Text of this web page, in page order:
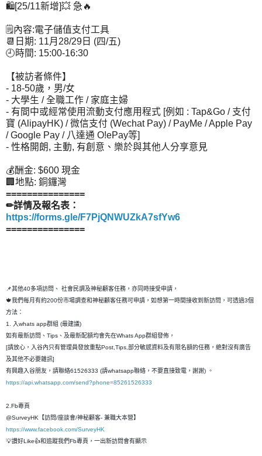
🛍[25/11新增]💥 急🔥
🗒內容:電子儲值支付工具
📆日期: 11月28/29日 (四/五)
🕘時間: 15:00-16:30
【被訪者條件】
- 18-50歲，男/女
- 大學生 / 全職工作 / 家庭主婦
- 有間中或經常使用流動支付應用程式 [例如 : Tap&Go / 支付
寶 (AlipayHK) / 微信支付 (Wechat Pay) / PayMe / Apple Pay
/ Google Pay / 八達通 O!ePay等]
- 性格開朗, 主動, 有創意、樂於與其他人分享意見
💰酬金: $600 現金
🏢地點: 銅鑼灣
===============
✏詳情及報名表：
https://forms.gle/F7PjQNWUZkA7sfYw6
===============
📌其他40多項訪問、 社會民調及神秘顧客任務，亦同時接受申請，
🍁我們每月有約200份市場調查和神秘顧客任務可申請，如想第一時間接收到新訪問，可透過3個
方法：
1. 入whats app群組 (最建議)
如有最新訪問、Tips、及最新配額均會先在Whats App群組發佈，
[請放心，入谷內只有管理員發放重點Post,Tips,部分敏感資料及有限名額的任務，絶對沒有廣告
及其他不必要雜訊]
有興趣入谷朋友，請聯絡61526333 (請whatsapp聯絡，不要直接致電，謝謝) 。
https://api.whatsapp.com/send?phone=85261526333
2.Fb專頁
@SurveyHK【訪問/座談會/神秘顧客- 兼職大本營】
https://www.facebook.com/SurveyHK
💡讚好Like👍和追蹤我們Fb專頁，一出新訪問會有顯示